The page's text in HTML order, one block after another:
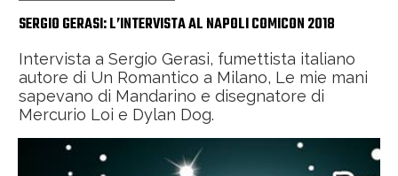
SERGIO GERASI: L’INTERVISTA AL NAPOLI COMICON 2018
Intervista a Sergio Gerasi, fumettista italiano
autore di Un Romantico a Milano, Le mie mani
sapevano di Mandarino e disegnatore di
Mercurio Loi e Dylan Dog.